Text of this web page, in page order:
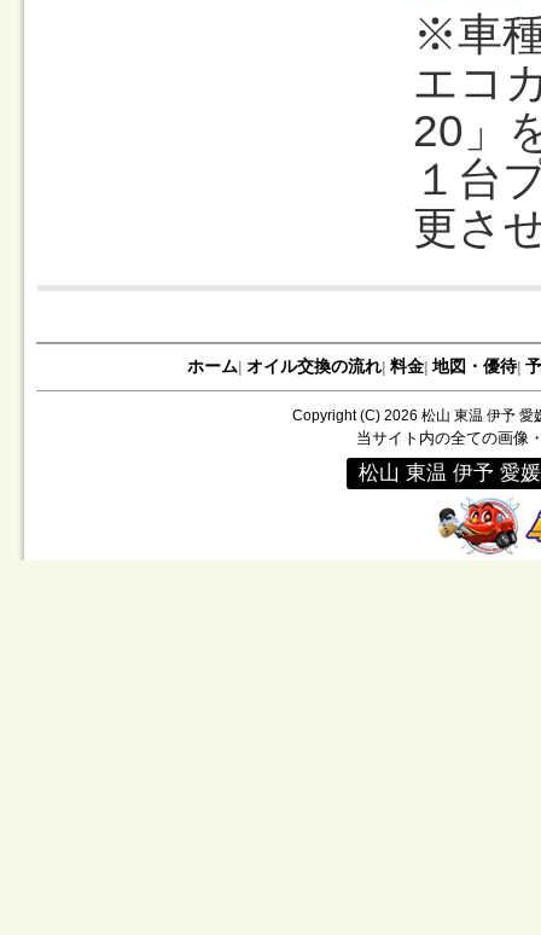
※車
エコ
20」
１台
更さ
ホーム| オイル交換の流れ| 料金| 地図・優待|
Copyright (C) 2026 松山 東温 伊予 愛
当サイト内の全ての画像
松山 東温 伊予 愛